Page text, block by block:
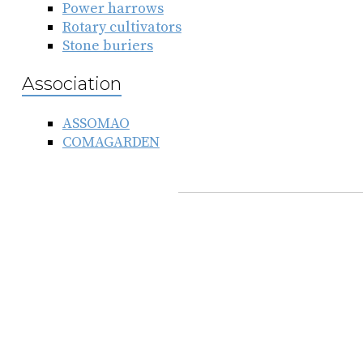
Power harrows
Rotary cultivators
Stone buriers
Association
ASSOMAO
COMAGARDEN